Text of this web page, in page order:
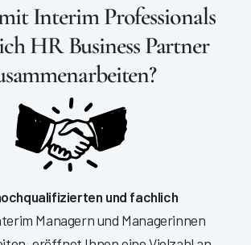
Interim Professionals
HR Business Partner
und fachlich
Managern und Managerinnen